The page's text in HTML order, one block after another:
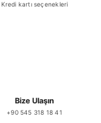
Kredi kartı seçenekleri
Bize Ulaşın
+90 545 318 18 41